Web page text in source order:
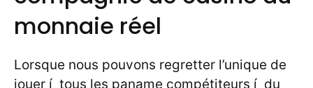
monnaie réel
Lorsque nous pouvons regretter l’unique de
jouer í tous les paname compétiteurs í du